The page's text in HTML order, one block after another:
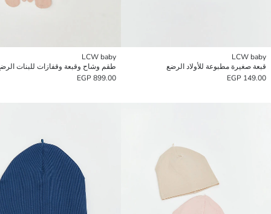
LCW baby
قبعة صغيرة مطبوعة للأولاد الرضع
149.00 EGP
LCW baby
899.00 EGP